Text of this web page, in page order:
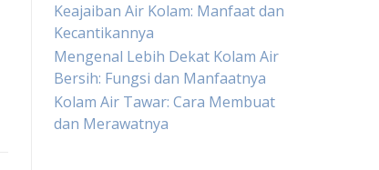
Keajaiban Air Kolam: Manfaat dan
Kecantikannya
Mengenal Lebih Dekat Kolam Air
Bersih: Fungsi dan Manfaatnya
Kolam Air Tawar: Cara Membuat
dan Merawatnya